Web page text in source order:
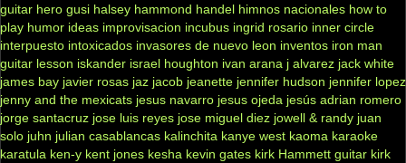
guitar hero gusi halsey hammond handel himnos nacionales how to
play humor ideas improvisacion incubus ingrid rosario inner circle
interpuesto intoxicados invasores de nuevo leon inventos iron man
guitar lesson iskander israel houghton ivan arana j alvarez jack white
james bay javier rosas jaz jacob jeanette jennifer hudson jennifer lopez
jenny and the mexicats jesus navarro jesus ojeda jesús adrian romero
jorge santacruz jose luis reyes jose miguel diez jowell & randy juan
solo juhn julian casablancas kalinchita kanye west kaoma karaoke
karatula ken-y kent jones kesha kevin gates kirk Hammett guitar kirk